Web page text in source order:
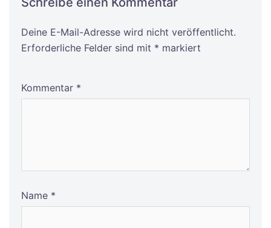
Deine E-Mail-Adresse wird nicht veröffentlicht.
Erforderliche Felder sind mit * markiert
Kommentar *
Name *
Alternative: